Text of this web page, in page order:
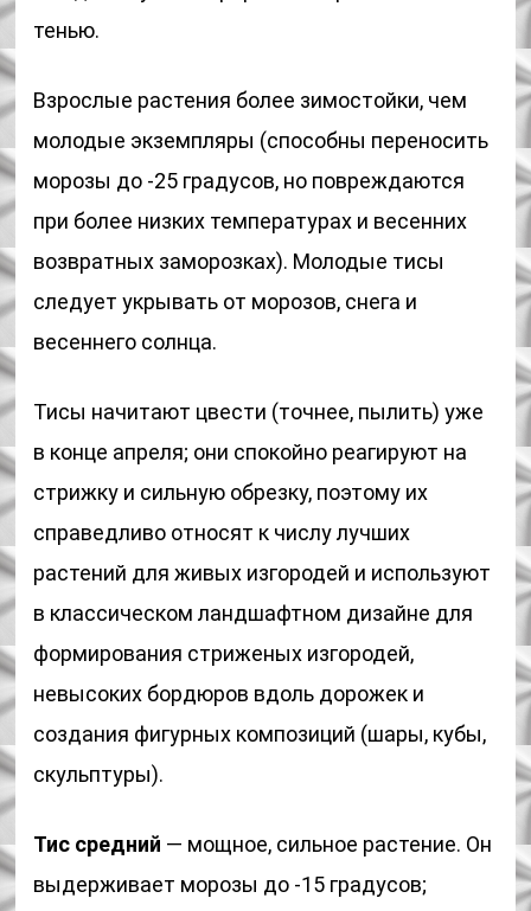
тенью.
Взрослые растения более зимостойки, чем
молодые экземпляры (способны переносить
морозы до -25 градусов, но повреждаются
при более низких температурах и весенних
возвратных заморозках). Молодые тисы
следует укрывать от морозов, снега и
весеннего солнца.
Тисы начитают цвести (точнее, пылить) уже
в конце апреля; они спокойно реагируют на
стрижку и сильную обрезку, поэтому их
справедливо относят к числу лучших
растений для живых изгородей и используют
в классическом ландшафтном дизайне для
формирования стриженых изгородей,
невысоких бордюров вдоль дорожек и
создания фигурных композиций (шары, кубы,
скульптуры).
Тис средний — мощное, сильное растение. Он
выдерживает морозы до -15 градусов;